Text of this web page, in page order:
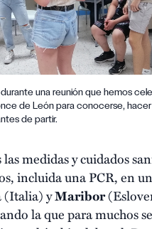
durante una reunión que hemos
de León para conocerse,
de partir.
medidas y cuidados
incluida una PCR, en
(Italia) yMaribor
la que para muchos